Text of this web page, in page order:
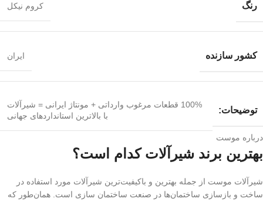
رنگ کروم نیکل
کشور سازنده ایران
توضیحات:
100% قطعات مرغوب وارداتی + مونتاژ ایرانی = شیرآلات
با بالاترین استانداردهای جهانی
درباره موست
بهترین برند شیرآلات کدام است؟
شیرآلات موست از جمله بهترین و باکیفیت‌ترین شیرآلات مورد استفاده در
ساخت و بازسازی ساختمان‌ها در صنعت ساختمان سازی است. همان‌طور که